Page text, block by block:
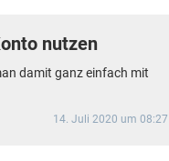
nutzen
damit ganz einfach mit
14. Juli 2020 um 08:27